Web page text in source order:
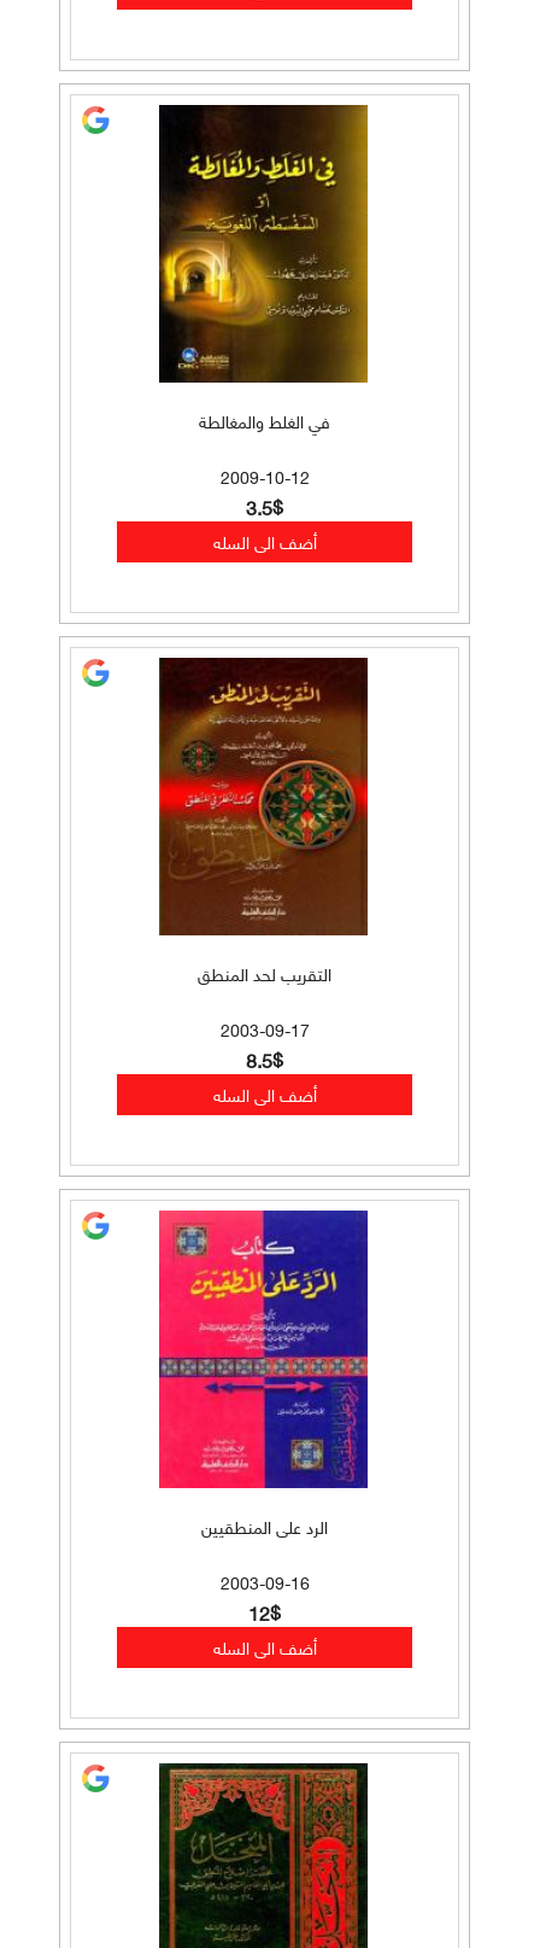
في الغلط والمغالطة
2009-10-12
3.5$
التقريب لحد المنطق
2003-09-17
8.5$
الرد على المنطقيين
2003-09-16
12$